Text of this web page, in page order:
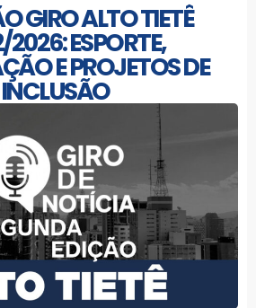
GIRO ALTO TIETÊ
ESPORTE,
E PROJETOS DE
INCLUSÃO